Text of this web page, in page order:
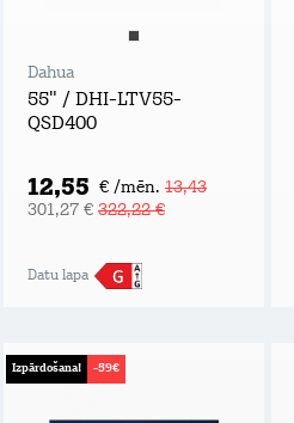
Dahua
55" / DHI-LTV55-
QSD400
12,55 € /mēn. 13,43
301,27 € 322,22 €
Datu lapa
Izpārdošana! -59€